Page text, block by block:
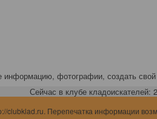
фотографии, создать свой
Сейчас в клубе кладоискателей:
Перепечатка информации